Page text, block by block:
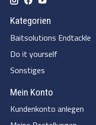
Kategorien
Baitsolutions Endtackle
Do it yourself
Sonstiges
Mein Konto
Kundenkonto anlegen